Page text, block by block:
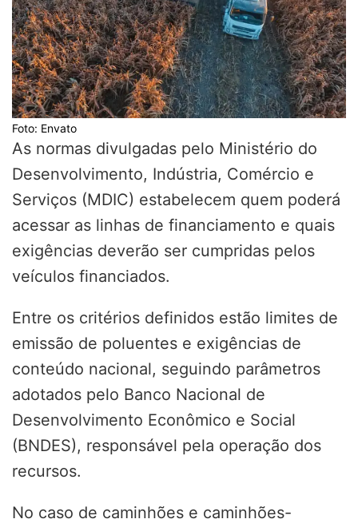
Foto: Envato
As normas divulgadas pelo Ministério do
Desenvolvimento, Indústria, Comércio e
Serviços (MDIC) estabelecem quem poderá
acessar as linhas de financiamento e quais
exigências deverão ser cumpridas pelos
veículos financiados.
Entre os critérios definidos estão limites de
emissão de poluentes e exigências de
conteúdo nacional, seguindo parâmetros
adotados pelo Banco Nacional de
Desenvolvimento Econômico e Social
(BNDES), responsável pela operação dos
recursos.
No caso de caminhões e caminhões-